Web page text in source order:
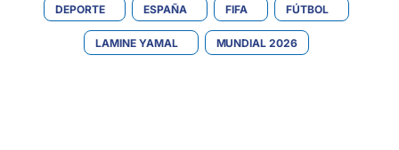
DEPORTE ESPAÑA FIFA FÚTBOL
LAMINE YAMAL MUNDIAL 2026